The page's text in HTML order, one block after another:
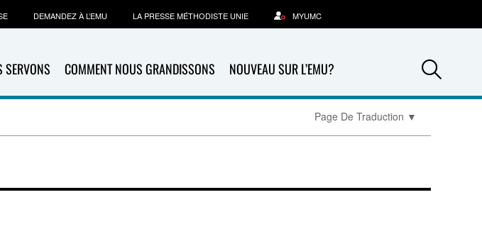
SERVONS COMMENT NOUS GRANDISSONS NOUVEAU SUR L’EMU?
DEMANDEZ À L’EMU LA PRESSE MÉTHODISTE UNIE MYUMC
Page De Traduction ▼